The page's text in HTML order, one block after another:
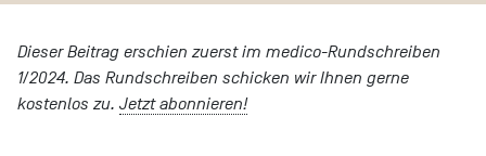
Dieser Beitrag erschien zuerst im medico-Rundschreiben
1/2024. Das Rundschreiben schicken wir Ihnen gerne
kostenlos zu. Jetzt abonnieren!